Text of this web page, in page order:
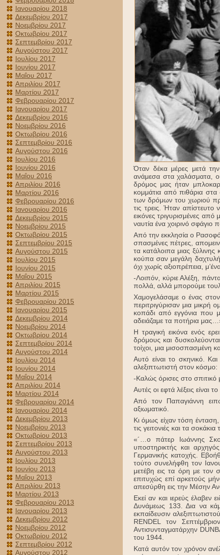
Ιανουαρίου 2018
Δεκεμβρίου 2017
Νοεμβρίου 2017
Οκτωβρίου 2017
Σεπτεμβρίου 2017
Αυγούστου 2017
Ιουλίου 2017
Ιουνίου 2017
Μαΐου 2017
Απριλίου 2017
Μαρτίου 2017
Φεβρουαρίου 2017
Ιανουαρίου 2017
Δεκεμβρίου 2016
Νοεμβρίου 2016
Οκτωβρίου 2016
Σεπτεμβρίου 2016
Αυγούστου 2016
Ιουλίου 2016
Ιουνίου 2016
Μαΐου 2016
Απριλίου 2016
Μαρτίου 2016
Φεβρουαρίου 2016
Ιανουαρίου 2016
Δεκεμβρίου 2015
Νοεμβρίου 2015
Οκτωβρίου 2015
Σεπτεμβρίου 2015
Αυγούστου 2015
Ιουλίου 2015
Ιουνίου 2015
Μαΐου 2015
Απριλίου 2015
Μαρτίου 2015
Φεβρουαρίου 2015
Ιανουαρίου 2015
Δεκεμβρίου 2014
Νοεμβρίου 2014
Οκτωβρίου 2014
Σεπτεμβρίου 2014
Αυγούστου 2014
Ιουλίου 2014
Ιουνίου 2014
Μαΐου 2014
Απριλίου 2014
Μαρτίου 2014
Φεβρουαρίου 2014
Ιανουαρίου 2014
Δεκεμβρίου 2013
Νοεμβρίου 2013
Οκτωβρίου 2013
Σεπτεμβρίου 2013
Αυγούστου 2013
Ιουλίου 2013
Ιουνίου 2013
Μαΐου 2013
Απριλίου 2013
Μαρτίου 2013
Φεβρουαρίου 2013
Ιανουαρίου 2013
Δεκεμβρίου 2012
Νοεμβρίου 2012
Οκτωβρίου 2012
Σεπτεμβρίου 2012
Αυγούστου 2012
Όταν δέκα μέρες μετά
ανάμεσα στα χαλάσματα,
δρόμος μας ήταν
κομμάτια από πιθάρια
των δρόμων του χωριού
τις τρεις. Ήταν
εικόνες τριγυρισμένες
ναυτία ένα χοιρινό σφάγιο
Από την εκκλησία ο
σπασμένες πέτρες,
τα κατάλοιπα μιας ξύλινης
κούπα σαν μεγάλη
όχι χωρίς αξιοπρέπεια,
-Λοιπόν, κύριε Αλέξη,
πολλά, αλλά μπορούμε
Χαμογελάσαμε ο ένας
περιτριγύρισαν μια
κοπάδι από εγγόνια που
αδειάζαμε τα ποτήρια
Η τραγική εικόνα ενός
δρόμους και
τοίχοι, μια μισοσπασμένη
Αυτό είναι το σκηνικό.
αλεξιπτωτιστή στον κόσμο:
-Καλώς όρισες στο σπιτικό
Αυτές οι εφτά λέξεις είναι
Από τον Παπαγιάννη
αξιωματικό.
Κι όμως είχαν τόση
τις γειτονιές και τα
«´…ο πάτερ Ιωάννης
υποστηρικτής και
Γερμανικής κατοχής.
τούτο συνελήφθη τον
μετέβη εις τα όρη με τον
επιτυχώς επί αρκετούς
απεσύρθη εις την Μέσην
Εκεί αν και ιερεύς έλαβεν
Δυνάμεως 133. Δια να
εκπαίδευσιν
RENDEL τον
Αντισυνταγματάρχην
του 1944.
Κατά αυτόν τον χρόνον